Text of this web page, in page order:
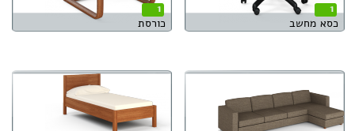
1
כסא מחשב
1
כורסת